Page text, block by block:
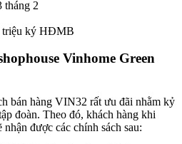
tháng 2
triệu ký HĐMB
Vinhome Green
bán hàng VIN32 rất ưu đãi nhằm kỷ
đoàn. Theo đó, khách hàng khi
được các chính sách sau: